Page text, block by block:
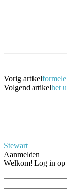
Vorig artikel
Volgend artikelhet
Stewart
Aanmelden
Welkom! Log in op